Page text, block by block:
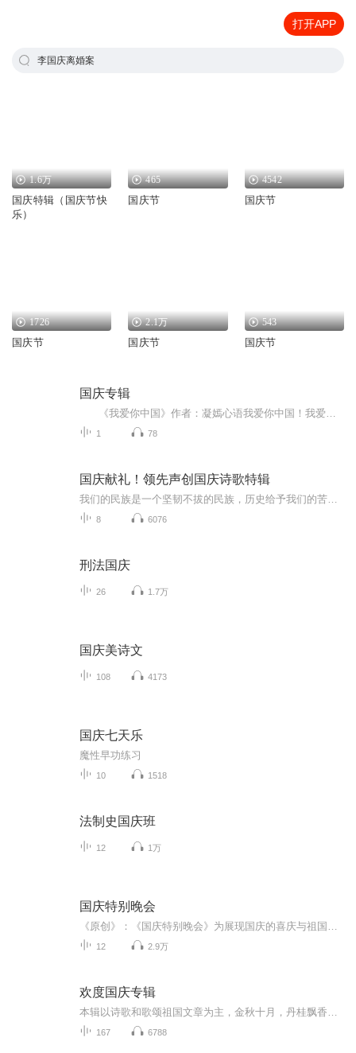
打开APP
李国庆离婚案
1.6万
国庆特辑（国庆节快
乐）
465
国庆节
4542
国庆节
1726
国庆节
2.1万
国庆节
543
国庆节
国庆专辑
1 78
国庆献礼！领先声创国庆诗歌特辑
8 6076
刑法国庆
26 1.7万
国庆美诗文
108 4173
国庆七天乐
魔性早功练习
10 1518
法制史国庆班
12 1万
国庆特别晚会
12 2.9万
欢度国庆专辑
167 6788